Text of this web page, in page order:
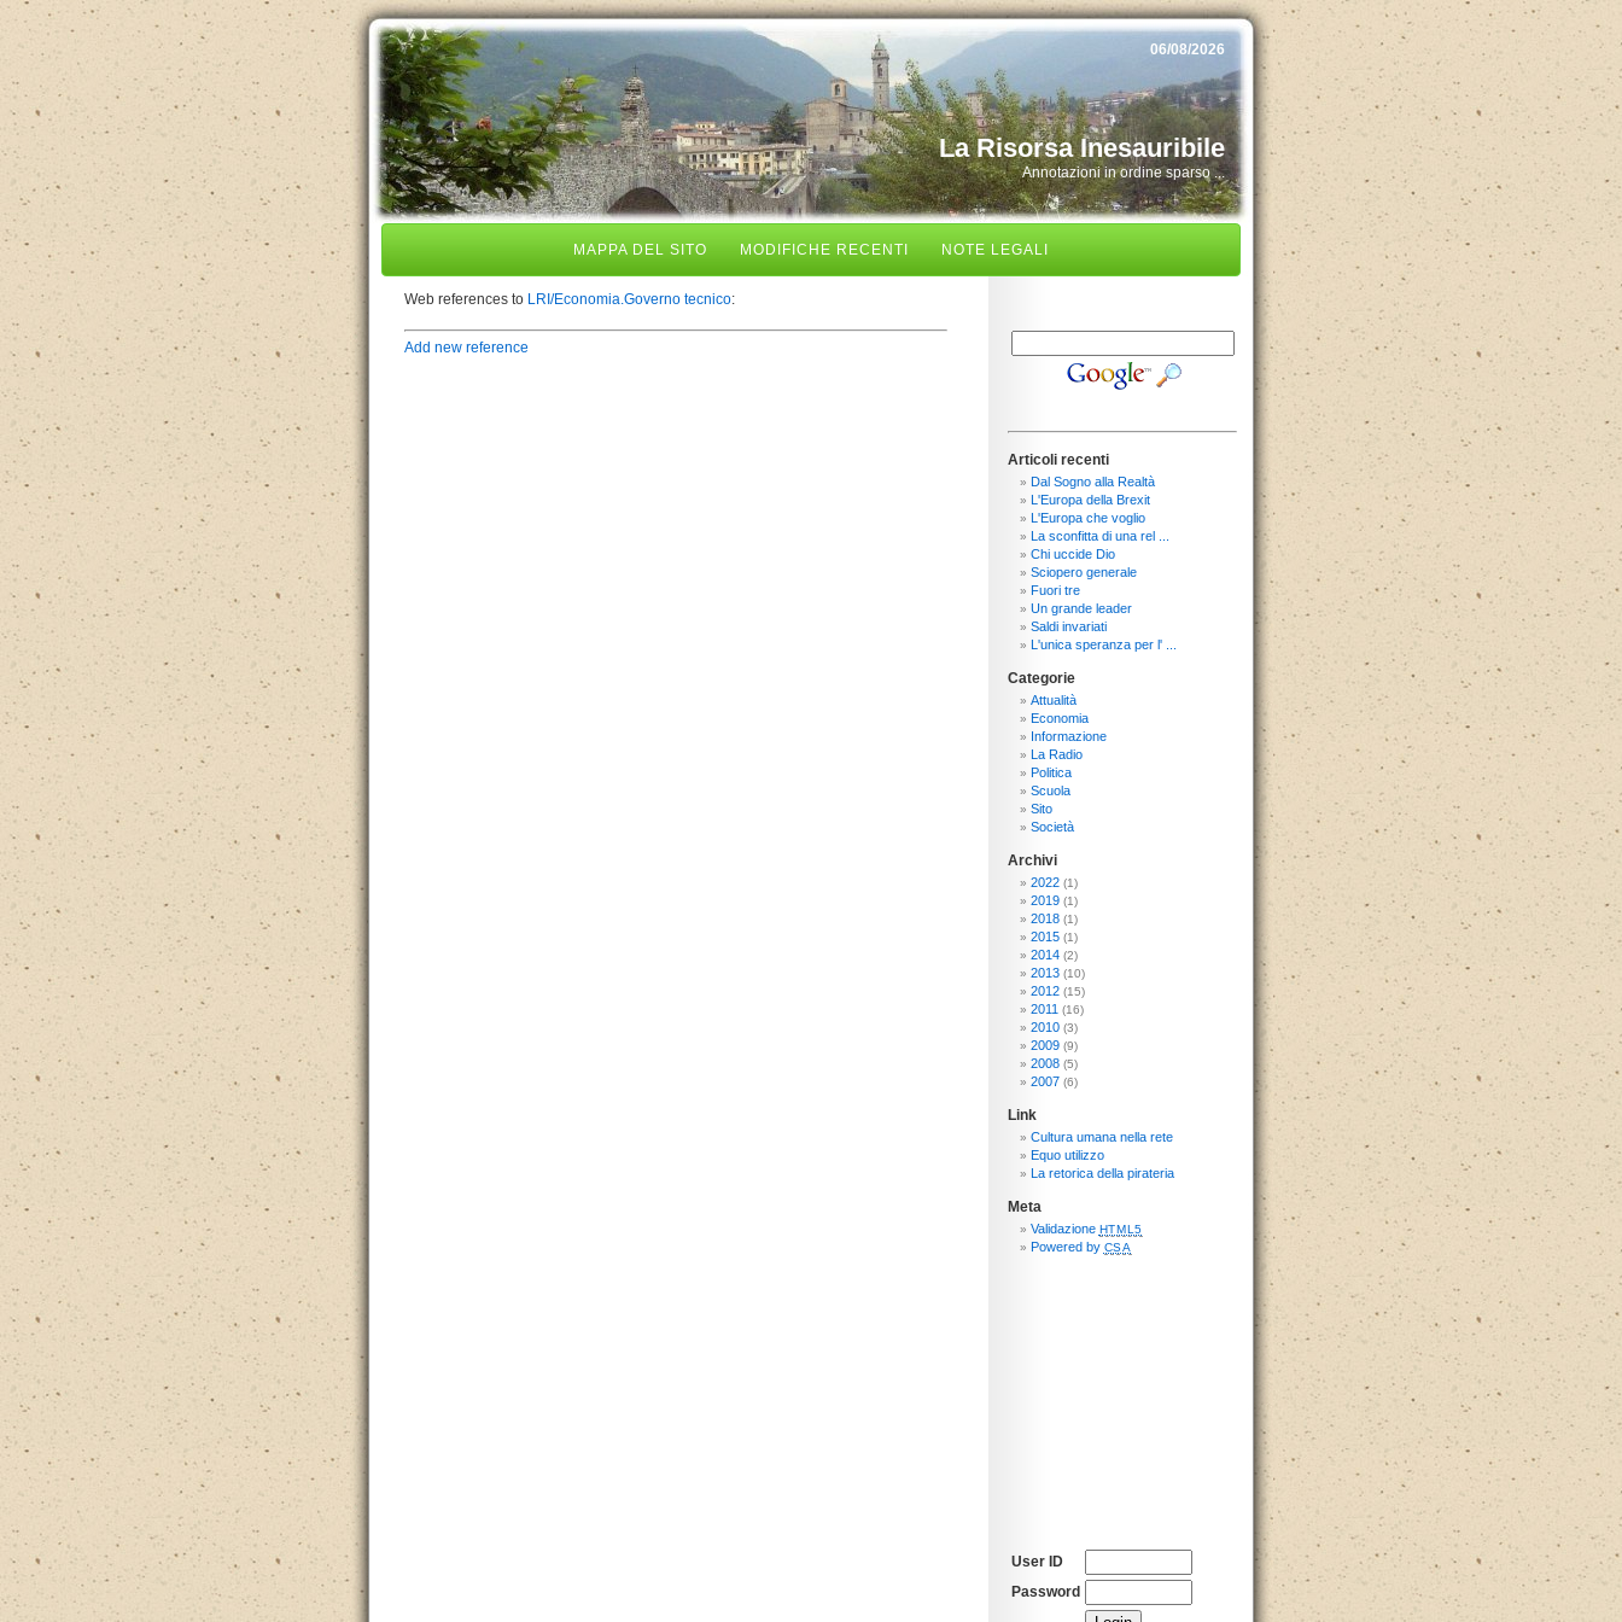
La Risorsa Inesauribile
Annotazioni in ordine sparso ...
06/08/2026
MAPPA DEL SITO MODIFICHE RECENTI NOTE LEGALI
Web references to LRI/Economia.Governo tecnico:
Add new reference
Articoli recenti
Dal Sogno alla Realtà
L'Europa della Brexit
L'Europa che voglio
La sconfitta di una rel ...
Chi uccide Dio
Sciopero generale
Fuori tre
Un grande leader
Saldi invariati
L'unica speranza per l' ...
Categorie
Attualità
Economia
Informazione
La Radio
Politica
Scuola
Sito
Società
Archivi
2022(1)
2019(1)
2018(1)
2015(1)
2014(2)
2013(10)
2012(15)
2011 (16)
2010(3)
2009(9)
2008(5)
2007(6)
Link
Cultura umana nella rete
Equo utilizzo
La retorica della pirateria
Meta
Validazione HTML5
Powered by CSA
User ID
Password